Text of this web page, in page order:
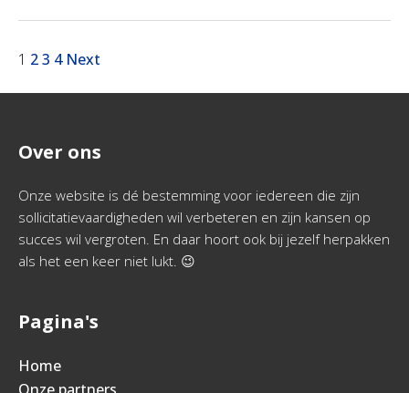
1 23 4 Next
Over ons
Onze website is dé bestemming voor iedereen die zijn
sollicitatievaardigheden wil verbeteren en zijn kansen op
succes wil vergroten. En daar hoort ook bij jezelf herpakken
als het een keer niet lukt. 😉
Pagina's
Home